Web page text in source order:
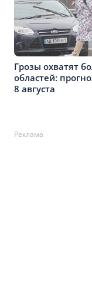
Грозы охватят
областей:
8 августа
Реклама